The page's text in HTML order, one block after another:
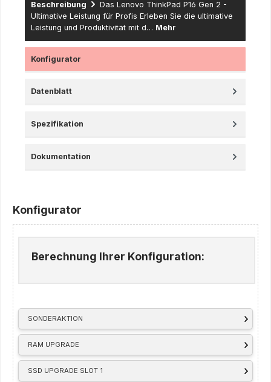
Beschreibung
Das Lenovo ThinkPad P16 Gen 2 -
Ultimative Leistung für Profis Erleben Sie die ultimative
Leistung und Produktivität mit d… Mehr
Konfigurator
Datenblatt
Spezifikation
Dokumentation
Konfigurator
SONDERAKTION
RAM UPGRADE
SSD UPGRADE SLOT 1
Berechnung Ihrer Konfiguration: